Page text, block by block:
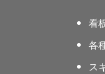
看
各
ス